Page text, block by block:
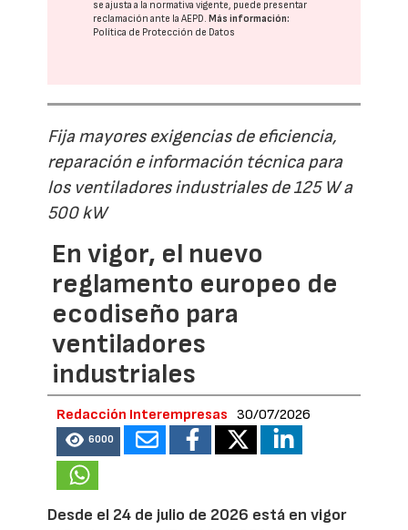
se ajusta a la normativa vigente, puede presentar
reclamación ante laAEPD. Más información:
Política de Protección de Datos
Fija mayores exigencias de eficiencia,
reparación e información técnica para
los ventiladores industriales de 125 W a
500 kW
En vigor, el nuevo
reglamento europeo de
ecodiseño para
ventiladores
industriales
Redacción Interempresas 30/07/2026
6000
Desde el 24 de julio de 2026 está en vigor